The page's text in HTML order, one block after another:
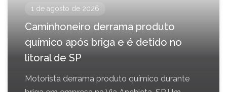
1 de agosto de 2026
Caminhoneiro derrama produto
químico após briga e é detido no
litoral de SP
Motorista derrama produto químico durante